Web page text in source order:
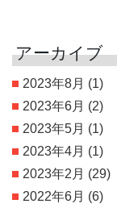
アーカイブ
2023年8月 (1)
2023年6月 (2)
2023年5月 (1)
2023年4月 (1)
2023年2月 (29)
2022年6月 (6)